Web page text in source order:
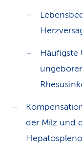
Häufigste
der Milz und